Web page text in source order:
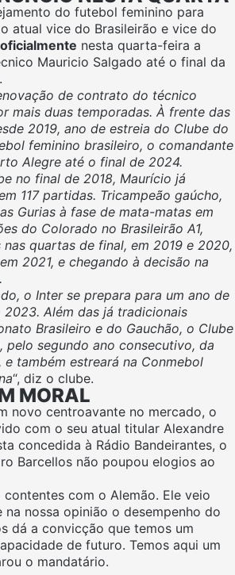
do futebol feminino para
atual vice do Brasileirão e vice do
nesta quarta-feira a
Mauricio Salgado até o final da
de contrato do técnico
mais duas temporadas. À frente das
2019, ano de estreia do Clube do
feminino brasileiro, o comandante
Alegre até o final de 2024.
no final de 2018, Maurício já
117 partidas. Tricampeão gaúcho,
Gurias à fase de mata-matas em
do Colorado no Brasileirão A1,
quartas de final, em 2019 e 2020,
2021, e chegando à decisão na
o Inter se prepara para um ano de
Além das já tradicionais
Brasileiro e do Gauchão, o Clube
segundo ano consecutivo, da
e também estreará na Conmebol
“, diz o clube.
MORAL
novo centroavante no mercado, o
com o seu atual titular Alexandre
concedida à Rádio Bandeirantes, o
Barcellos não poupou elogios ao
contentes com o Alemão. Ele veio
na nossa opinião o desempenho do
dá a convicção que temos um
de futuro. Temos aqui um
o mandatário.